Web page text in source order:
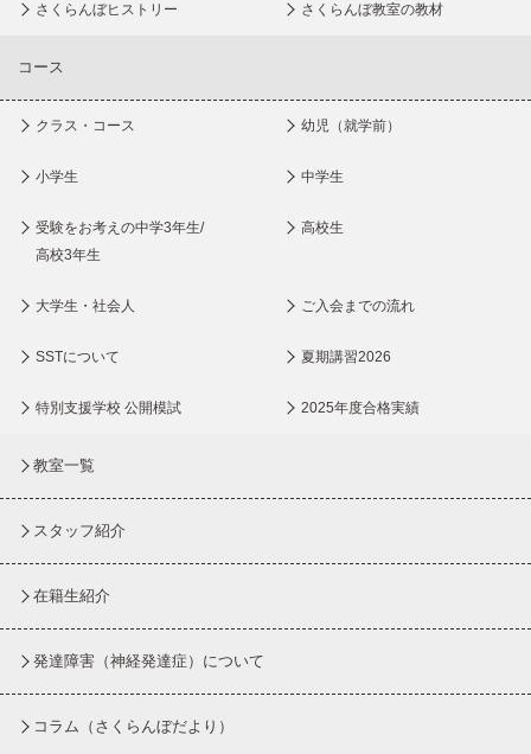
さくらんぼヒストリー さくらんぼ教室の教材
コース
クラス・コース 幼児（就学前）
小学生 中学生
受験をお考えの中学3年生/
高校3年生
高校生
大学生・社会人 ご入会までの流れ
SSTについて 夏期講習2026
特別支援学校 公開模試 2025年度合格実績
教室一覧
スタッフ紹介
在籍生紹介
発達障害（神経発達症）について
コラム （さくらんぼだより）